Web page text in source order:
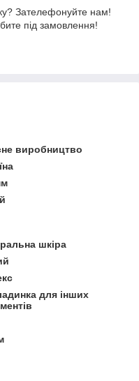
Зателефонуйте нам!
під замовлення!
виробництво
шкіра
для інших